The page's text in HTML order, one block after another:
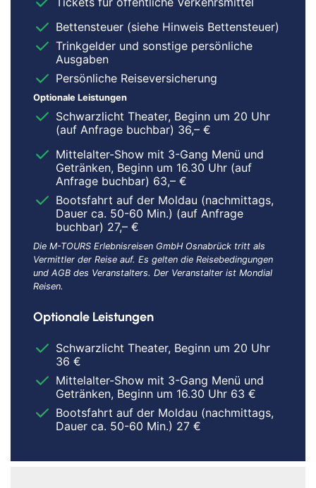
Bettensteuer (siehe Hinweis Bettensteuer)
Trinkgelder und sonstige persönliche
Ausgaben
Persönliche Reiseversicherung
Optionale Leistungen
Schwarzlicht Theater, Beginn um 20 Uhr
(auf Anfrage buchbar) 36,– €
Mittelalter-Show mit 3-Gang Menü und
Getränken, Beginn um 16.30 Uhr (auf
Anfrage buchbar) 63,– €
Bootsfahrt auf der Moldau (nachmittags,
Dauer ca. 50-60 Min.) (auf Anfrage
buchbar) 27,– €
Die M-TOURS Erlebnisreisen GmbH Osnabrück tritt als
Vermittler der Reise auf. Es gelten die Reisebedingungen
und AGB des Veranstalters. Der Veranstalter ist Mondial
Reisen.
Optionale Leistungen
Schwarzlicht Theater, Beginn um 20 Uhr
36 €
Mittelalter-Show mit 3-Gang Menü und
Getränken, Beginn um 16.30 Uhr 63 €
Bootsfahrt auf der Moldau (nachmittags,
Dauer ca. 50-60 Min.) 27 €